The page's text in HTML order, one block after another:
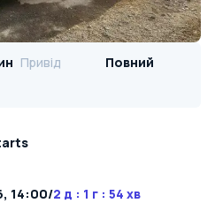
Привід
Повний
14:00/2 д : 1 г : 54 хв